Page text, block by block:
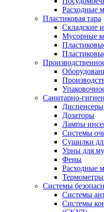
Расходные
Пластиковая тара
Складские
Мусорные
Санитарно-
Диспенсеры
Дозаторы
Лампы
Системы
Сушилки
Урны для
Фены
Расходные
Термометры
Системы
Системы
Системы